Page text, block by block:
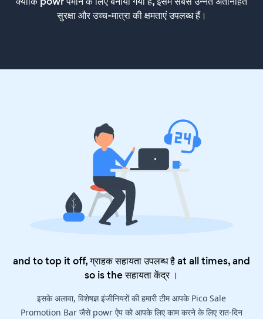
सुरक्षा और उच्च-मात्रा की क्षमताएं उपलब्ध हैं।
and to top it off, ग्राहक सहायता उपलब्ध है at all times, and
so is theसहायता केंद्र।
इसके अलावा, विशेषज्ञ इंजीनियरों की हमारी टीम आपके Pico Sale
Promotion Bar जैसे powr ऐप को आपके लिए काम करने के लिए रात-दिन